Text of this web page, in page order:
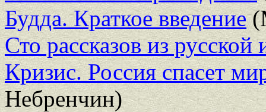
Будда. Краткое введение
Сто рассказов из русской
Кризис. Россия спасет
Небренчин)